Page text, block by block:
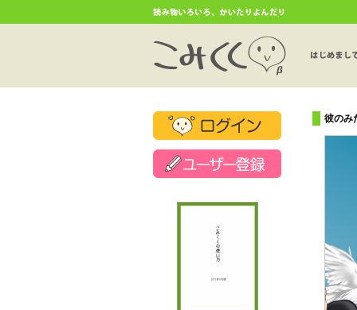
彼のみ